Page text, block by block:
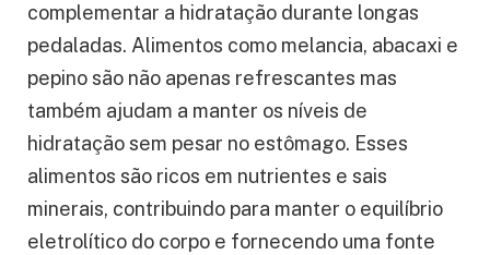
complementar a hidratação durante longas
pedaladas. Alimentos como melancia, abacaxi e
pepino são não apenas refrescantes mas
também ajudam a manter os níveis de
hidratação sem pesar no estômago. Esses
alimentos são ricos em nutrientes e sais
minerais, contribuindo para manter o equilíbrio
eletrolítico do corpo e fornecendo uma fonte